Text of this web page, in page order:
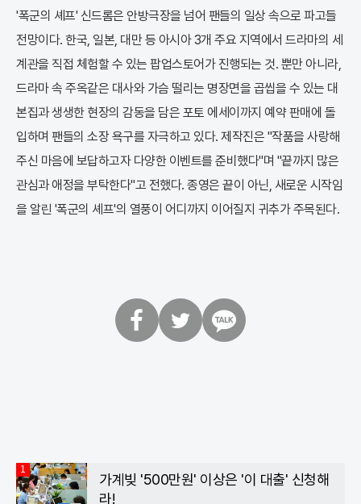
'폭군의 셰프' 신드롬은 안방극장을 넘어 팬들의 일상 속으로 파고들
전망이다. 한국, 일본, 대만 등 아시아 3개 주요 지역에서 드라마의 세
계관을 직접 체험할 수 있는 팝업스토어가 진행되는 것. 뿐만 아니라,
드라마 속 주옥같은 대사와 가슴 떨리는 명장면을 곱씹을 수 있는 대
본집과 생생한 현장의 감동을 담은 포토 에세이까지 예약 판매에 돌
입하며 팬들의 소장 욕구를 자극하고 있다. 제작진은 "작품을 사랑해
주신 마음에 보답하고자 다양한 이벤트를 준비했다"며 "끝까지 많은
관심과 애정을 부탁한다"고 전했다. 종영은 끝이 아닌, 새로운 시작임
을 알린 '폭군의 셰프'의 열풍이 어디까지 이어질지 귀추가 주목된다.
1
가계빚 '500만원' 이상은 '이 대출' 신청해
라!